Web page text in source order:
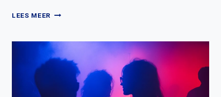
LEES MEER WIE
BIJ
EEN
GAY
ONTDEK